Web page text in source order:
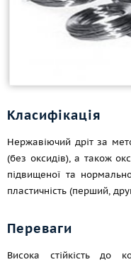
Класифікація
Нержавіючий дріт за
(без оксидів), а також
підвищеної та
пластичність (перший,
Переваги
Висока стійкість до